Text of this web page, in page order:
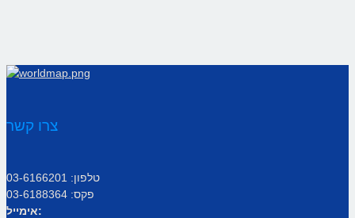
צרו קשר
טלפון: 03-6166201
פקס: 03-6188364
אימייל: